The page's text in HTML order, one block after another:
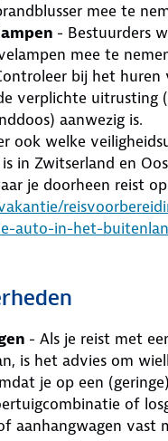
mee te
- Bestuurders
mee te
bij het huren
verplichte uitrusting
aanwezig is.
ook welke
in Zwitserland en
je doorheen reist op
auto-in-het-
- Als je reist met
is het advies om
je op een
of
aanhangwagen vast